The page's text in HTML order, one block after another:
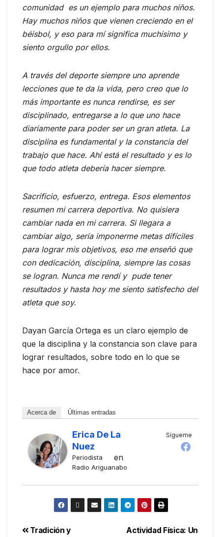
comunidad es un ejemplo para muchos niños.
Hay muchos niños que vienen creciendo en el
béisbol, y eso para mí significa muchísimo y
siento orgullo por ellos.
A través del deporte siempre uno aprende
lecciones que te da la vida, pero creo que lo
más importante es nunca rendirse, es ser
disciplinado, entregarse a lo que uno hace
diariamente para poder ser un gran atleta. La
disciplina es fundamental y la constancia del
trabajo que hace. Ahí está el resultado y es lo
que todo atleta debería hacer siempre.
Sacrificio, esfuerzo, entrega. Esos elementos
resumen mi carrera deportiva. No quisiera
cambiar nada en mi carrera. Si llegara a
cambiar algo, sería imponerme metas difíciles
para lograr mis objetivos, eso me enseñó que
con dedicación, disciplina, siempre las cosas
se logran. Nunca me rendí y pude tener
resultados y hasta hoy me siento satisfecho del
atleta que soy.
Dayan García Ortega es un claro ejemplo de
que la disciplina y la constancia son clave para
lograr resultados, sobre todo en lo que se
hace por amor.
Acerca de Últimas entradas
Sígueme
Erica De La
Nuez
Periodista en
Radio Ariguanabo
Actividad Física: Un
Tradición y